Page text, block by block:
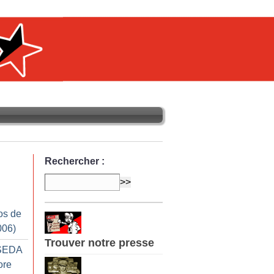
de
Rechercher :
Trouver notre presse